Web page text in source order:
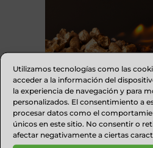
Utilizamos tecnologías como las
acceder a la información del
la experiencia de navegación y para
personalizados. El consentimiento a
procesar datos como el
únicos en este sitio. No consentir o
afectar negativamente a ciertas
BIOMASA DEL